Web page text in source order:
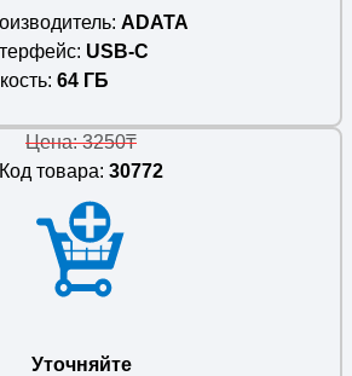
ADATA
USB-C
64 ГБ
Цена: 3250₸
Код товара: 30772
Уточняйте